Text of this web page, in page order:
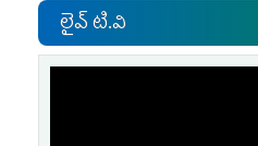
లైవ్ టి.వి